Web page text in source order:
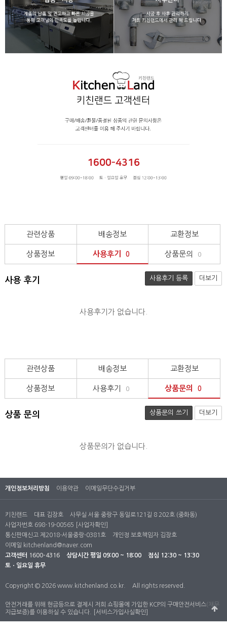
관련상품 배송정보 교환정보
상품정보 사용후기 0 상품문의 0
사용 후기 사용후기 등록 더보기
사용후기가 없습니다.
관련상품 배송정보 교환정보
상품정보 사용후기 0 상품문의 0
상품 문의 상품문의 쓰기 더보기
상품문의가 없습니다.
개인정보처리방침 이용약관 이메일무단수집거부
키친랜드 대표 김장호
사무실 서울 중랑구 동일로121길 8 202호 (중화동)
사업자번호 698-19-00565
[사업자확인]
통신판매신고 제2018-서울중랑-0381호
개인정 보호책임자 김장호
이메일 kitchenland@naver.com
고객센터 1600-4316 상담시간 평일 09:00 ~ 18:00
점심 12:30 ~ 13:30
토ㆍ일요일 휴무
Copyright © 2026 www.kitchenland.co.kr. All rights reserved.
안전거래를 위해 현금등으로 결제시 저희 쇼핑몰에 가입한 KCP의 구매안전서비스(채무
지급보증)를 이용하실 수 있습니다.
[서비스가입사실확인]